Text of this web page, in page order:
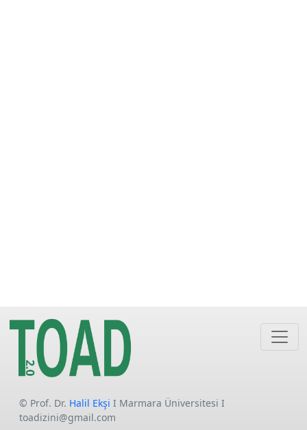
© Prof. Dr. Halil Ekşi I Marmara Üniversitesi I
toadizini@gmail.com